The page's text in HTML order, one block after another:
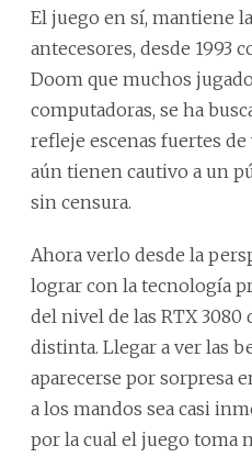
El juego en sí, mantiene
antecesores, desde 1993
Doom que muchos
computadoras, se ha
refleje escenas fuertes
aún tienen cautivo a un
sin censura.
Ahora verlo desde la
lograr con la tecnología
del nivel de las RTX
distinta. Llegar a ver las
aparecerse por sorpresa
a los mandos sea casi
por la cual el juego toma